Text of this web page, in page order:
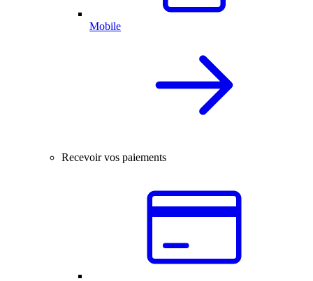
Mobile
Recevoir vos paiements